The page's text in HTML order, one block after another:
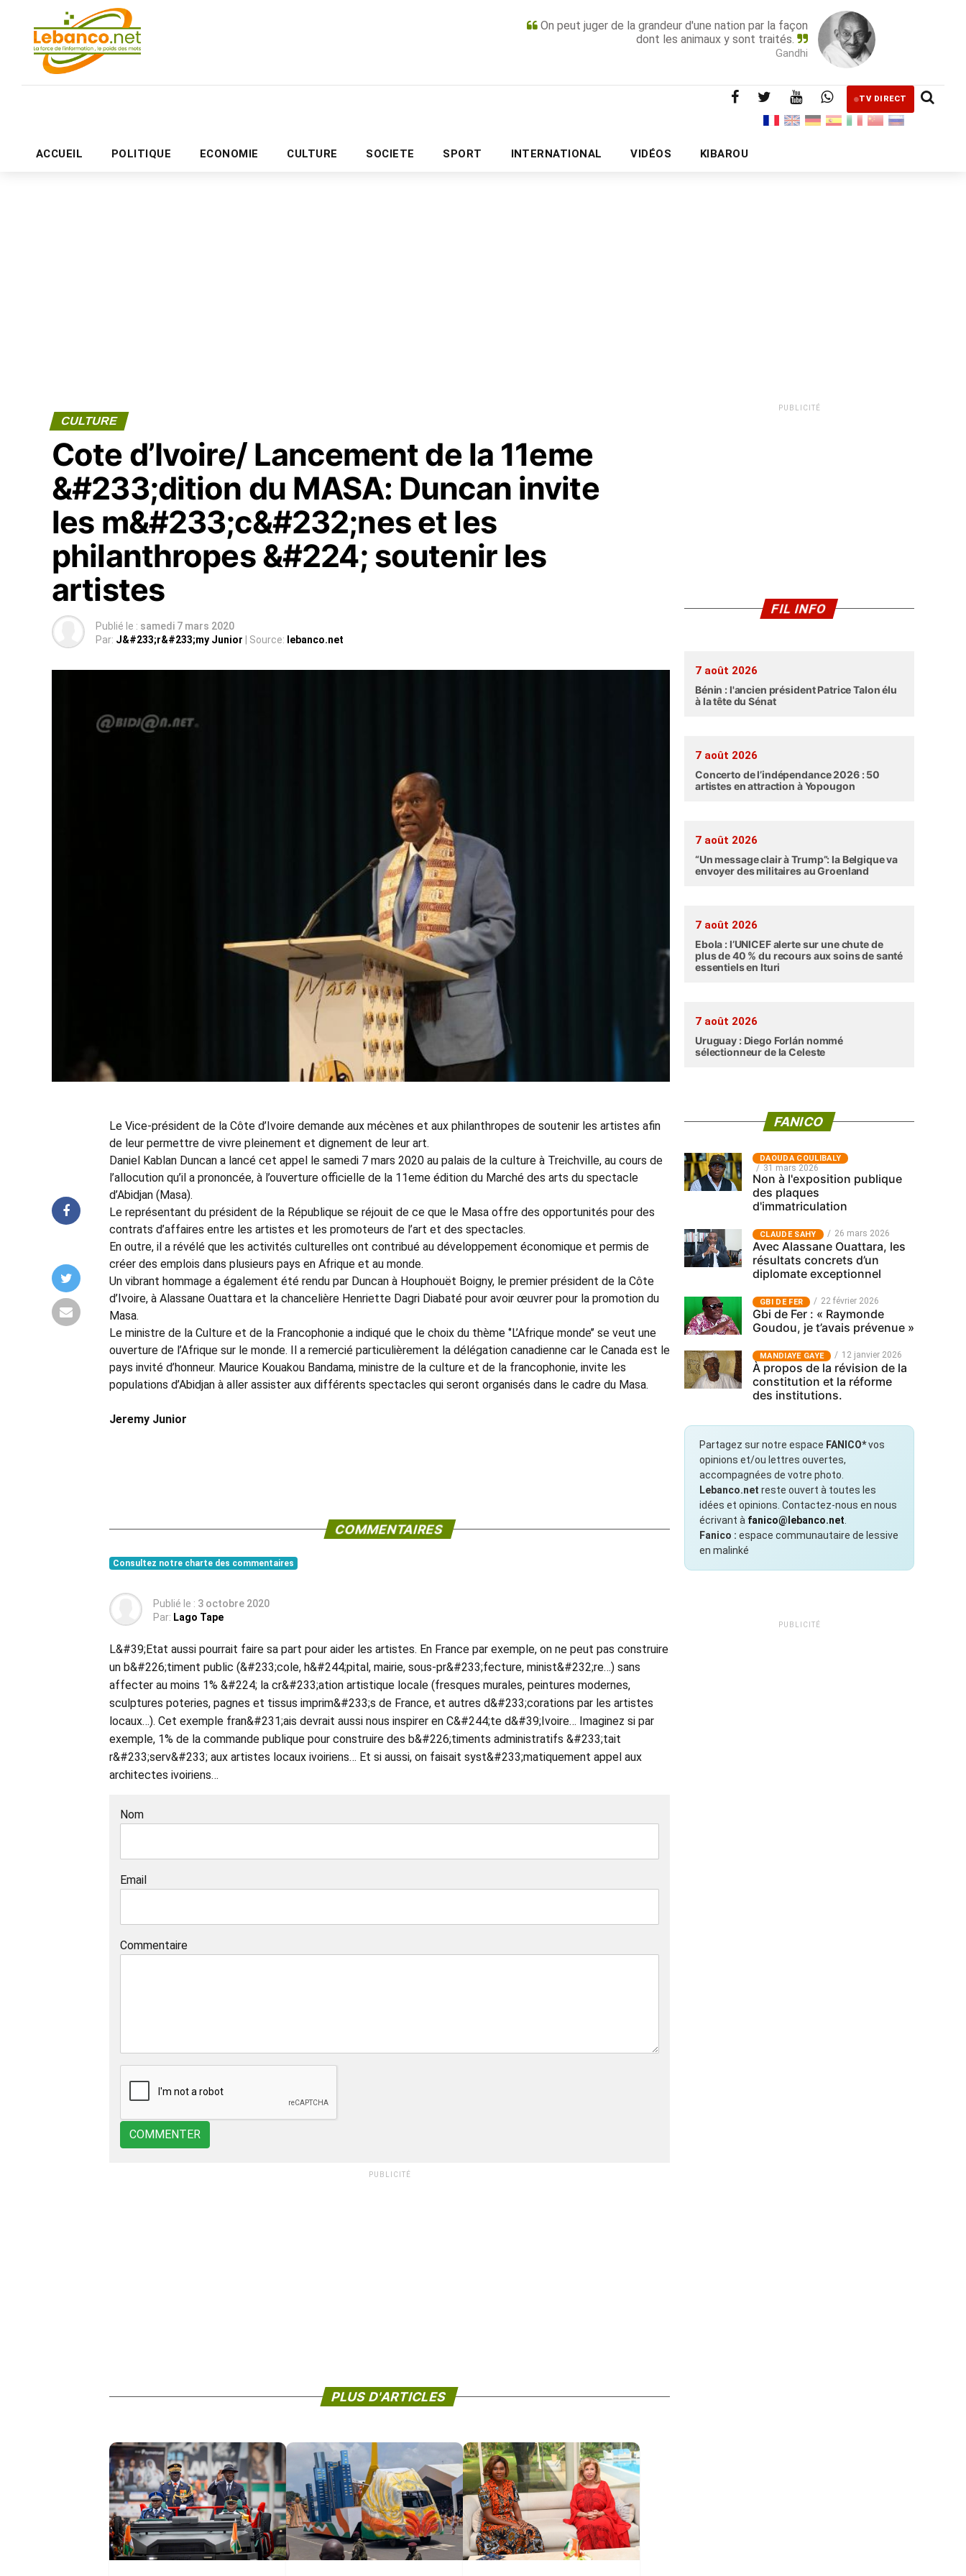
On peut juger de la grandeur d'une nation par la façon
dont les animaux y sont traités.
Gandhi
TV DIRECT
ACCUEIL POLITIQUE ECONOMIE CULTURE SOCIETE SPORT INTERNATIONAL VIDÉOS KIBAROU
PUBLICITÉ
CULTURE
Cote d’Ivoire/ Lancement de la 11eme
&#233;dition du MASA: Duncan invite
les m&#233;c&#232;nes et les
philanthropes &#224; soutenir les
artistes
Publié le : samedi 7 mars 2020
Par: J&#233;r&#233;my Junior | Source: lebanco.net
Le Vice-président de la Côte d’Ivoire demande aux mécènes et aux philanthropes de soutenir les artistes afin
de leur permettre de vivre pleinement et dignement de leur art.
Daniel Kablan Duncan a lancé cet appel le samedi 7 mars 2020 au palais de la culture à Treichville, au cours de
l’allocution qu’il a prononcée, à l’ouverture officielle de la 11eme édition du Marché des arts du spectacle
d’Abidjan (Masa).
Le représentant du président de la République se réjouit de ce que le Masa offre des opportunités pour des
contrats d’affaires entre les artistes et les promoteurs de l’art et des spectacles.
En outre, il a révélé que les activités culturelles ont contribué au développement économique et permis de
créer des emplois dans plusieurs pays en Afrique et au monde.
Un vibrant hommage a également été rendu par Duncan à Houphouët Boigny, le premier président de la Côte
d’Ivoire, à Alassane Ouattara et la chancelière Henriette Dagri Diabaté pour avoir œuvrer pour la promotion du
Masa.
Le ministre de la Culture et de la Francophonie a indiqué que le choix du thème ‘’L’Afrique monde’’ se veut une
ouverture de l’Afrique sur le monde. Il a remercié particulièrement la délégation canadienne car le Canada est le
pays invité d’honneur. Maurice Kouakou Bandama, ministre de la culture et de la francophonie, invite les
populations d’Abidjan à aller assister aux différents spectacles qui seront organisés dans le cadre du Masa.
Jeremy Junior
COMMENTAIRES
Consultez notre charte des commentaires
Publié le : 3 octobre 2020
Par: Lago Tape
L&#39;Etat aussi pourrait faire sa part pour aider les artistes. En France par exemple, on ne peut pas construire
un b&#226;timent public (&#233;cole, h&#244;pital, mairie, sous-pr&#233;fecture, minist&#232;re…) sans
affecter au moins 1% &#224; la cr&#233;ation artistique locale (fresques murales, peintures modernes,
sculptures poteries, pagnes et tissus imprim&#233;s de France, et autres d&#233;corations par les artistes
locaux…). Cet exemple fran&#231;ais devrait aussi nous inspirer en C&#244;te d&#39;Ivoire… Imaginez si par
exemple, 1% de la commande publique pour construire des b&#226;timents administratifs &#233;tait
r&#233;serv&#233; aux artistes locaux ivoiriens… Et si aussi, on faisait syst&#233;matiquement appel aux
architectes ivoiriens…
Nom
Email
Commentaire
COMMENTER
PUBLICITÉ
PLUS D'ARTICLES
PUBLICITÉ
FIL INFO
7 août 2026
Bénin : l'ancien président Patrice Talon élu
à la tête du Sénat
7 août 2026
Concerto de l’indépendance 2026 : 50
artistes en attraction à Yopougon
7 août 2026
“Un message clair à Trump”: la Belgique va
envoyer des militaires au Groenland
7 août 2026
Ebola : l’UNICEF alerte sur une chute de
plus de 40 % du recours aux soins de santé
essentiels en Ituri
7 août 2026
Uruguay : Diego Forlán nommé
sélectionneur de la Celeste
FANICO
‎DAOUDA COULIBALY
31 mars 2026
Non à l'exposition publique
des plaques
d'immatriculation
CLAUDE SAHY 26 mars 2026
Avec Alassane Ouattara, les
résultats concrets d’un
diplomate exceptionnel
GBI DE FER 22 février 2026
Gbi de Fer : « Raymonde
Goudou, je t’avais prévenue »
MANDIAYE GAYE 12 janvier 2026
À propos de la révision de la
constitution et la réforme
des institutions.
Partagez sur notre espace FANICO*vos
opinions et/ou lettres ouvertes,
accompagnées de votre photo.
Lebanco.net reste ouvert à toutes les
idées et opinions. Contactez-nous en nous
écrivant à fanico@lebanco.net
Fanico : espace communautaire de lessive
en malinké
PUBLICITÉ